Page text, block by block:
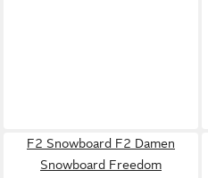
F2 Snowboard F2 Damen
Snowboard Freedom